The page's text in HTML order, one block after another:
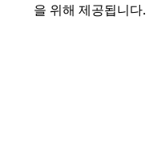
을 위해 제공됩니다.